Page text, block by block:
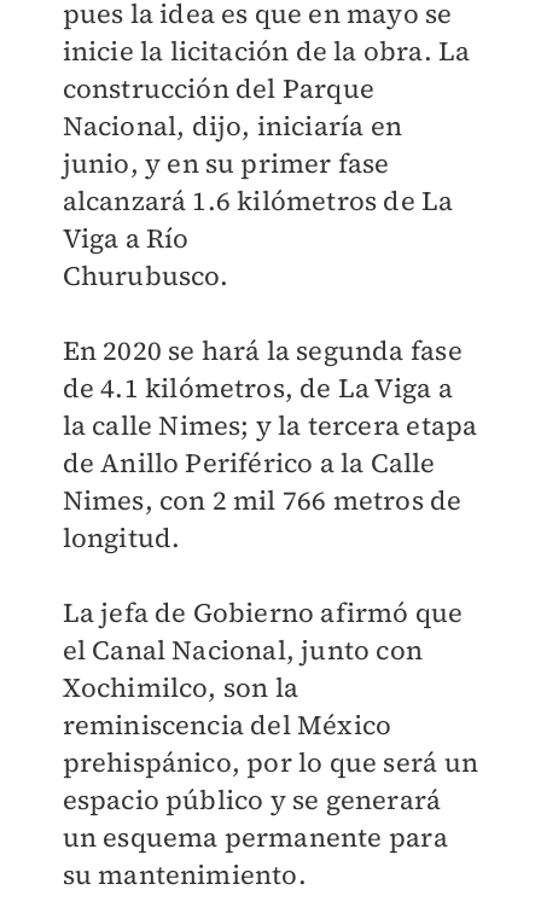
pues la idea es que en mayo se
inicie la licitación de la obra. La
construcción del Parque
Nacional, dijo, iniciaría en
junio, y en su primer fase
alcanzará 1.6 kilómetros de La
Viga a Río
Churubusco.
En 2020 se hará la segunda fase
de 4.1 kilómetros, de La Viga a
la calle Nimes; y la tercera etapa
de Anillo Periférico a la Calle
Nimes, con 2 mil 766 metros de
longitud.
La jefa de Gobierno afirmó que
el Canal Nacional, junto con
Xochimilco, son la
reminiscencia del México
prehispánico, por lo que será un
espacio público y se generará
un esquema permanente para
su mantenimiento.